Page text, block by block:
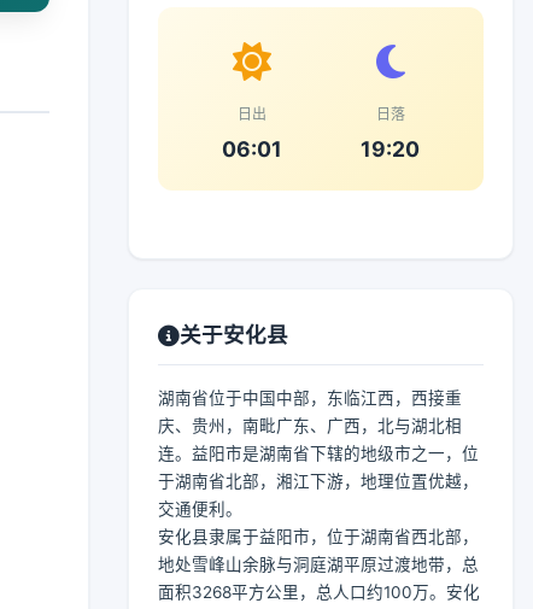
日出
06:01
日落
19:20
关于安化县
湖南省位于中国中部，东临江西，西接重
庆、贵州，南毗广东、广西，北与湖北相
连。益阳市是湖南省下辖的地级市之一，位
于湖南省北部，湘江下游，地理位置优越，
交通便利。
安化县隶属于益阳市，位于湖南省西北部，
地处雪峰山余脉与洞庭湖平原过渡地带，总
面积3268平方公里，总人口约100万。安化